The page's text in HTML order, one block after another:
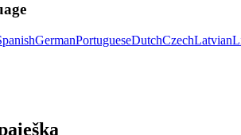
GermanPortugueseDutchCzechLatvian